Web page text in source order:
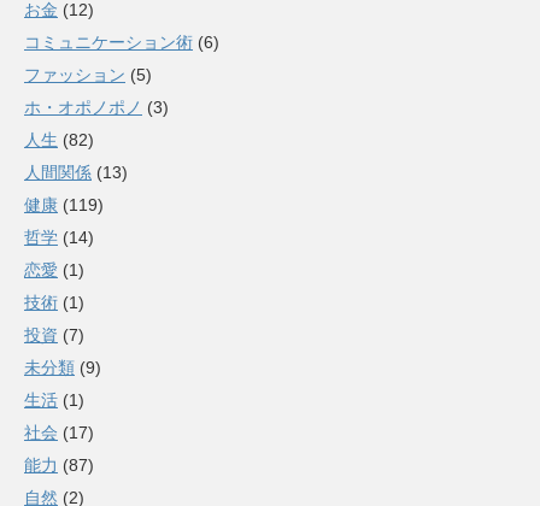
お金 (12)
コミュニケーション術 (6)
ファッション (5)
ホ・オポノポノ (3)
人生 (82)
人間関係 (13)
健康 (119)
哲学 (14)
恋愛 (1)
技術 (1)
投資 (7)
未分類 (9)
生活 (1)
社会 (17)
能力 (87)
自然 (2)